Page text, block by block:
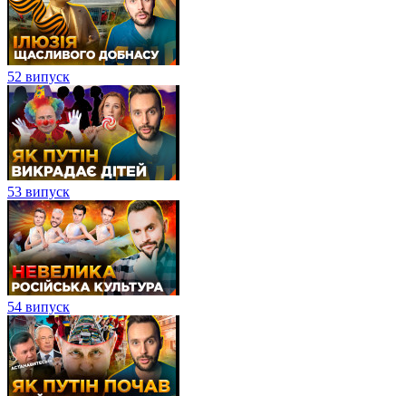
52 випуск
53 випуск
54 випуск